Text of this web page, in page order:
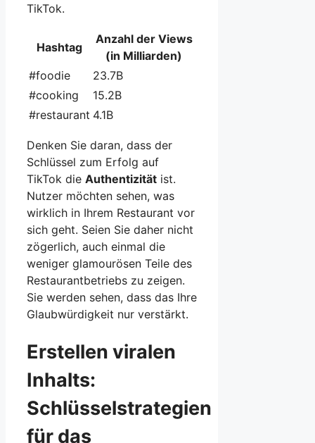
TikTok.
Hashtag
Anzahl der Views
(in Milliarden)
#foodie
23.7B
#cooking
15.2B
#restaurant 4.1B
Denken Sie daran, dass der
Schlüssel zum Erfolg auf
TikTok die Authentizität ist.
Nutzer möchten sehen, was
wirklich in Ihrem Restaurant vor
sich geht. Seien Sie daher nicht
zögerlich, auch einmal die
weniger glamourösen Teile des
Restaurantbetriebs zu zeigen.
Sie werden sehen, dass das Ihre
Glaubwürdigkeit nur verstärkt.
Erstellen viralen
Inhalts:
Schlüsselstrategien
für das